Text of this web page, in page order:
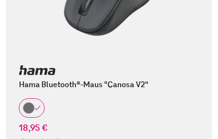
Hama Bluetooth®-Maus "Canosa V2"
18,95 €